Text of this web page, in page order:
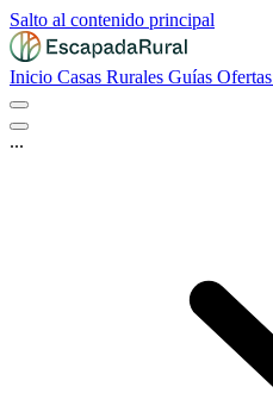
Salto al contenido principal
Inicio Casas Rurales Guías Ofertas
...